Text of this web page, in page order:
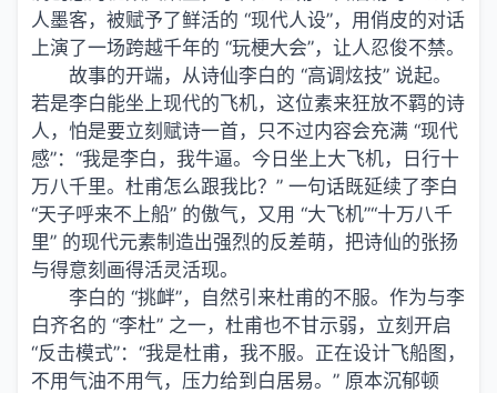
人墨客，被赋予了鲜活的 “现代人设”，用俏皮的对话
上演了一场跨越千年的 “玩梗大会”，让人忍俊不禁。
故事的开端，从诗仙李白的 “高调炫技” 说起。
若是李白能坐上现代的飞机，这位素来狂放不羁的诗
人，怕是要立刻赋诗一首，只不过内容会充满 “现代
感”：“我是李白，我牛逼。今日坐上大飞机，日行十
万八千里。杜甫怎么跟我比？” 一句话既延续了李白
“天子呼来不上船” 的傲气，又用 “大飞机”“十万八千
里” 的现代元素制造出强烈的反差萌，把诗仙的张扬
与得意刻画得活灵活现。
李白的 “挑衅”，自然引来杜甫的不服。作为与李
白齐名的 “李杜” 之一，杜甫也不甘示弱，立刻开启
“反击模式”：“我是杜甫，我不服。正在设计飞船图，
不用气油不用气，压力给到白居易。” 原本沉郁顿